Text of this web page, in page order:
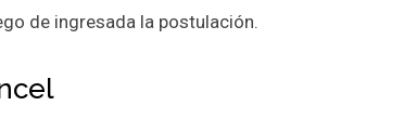
de ingresada la postulación.